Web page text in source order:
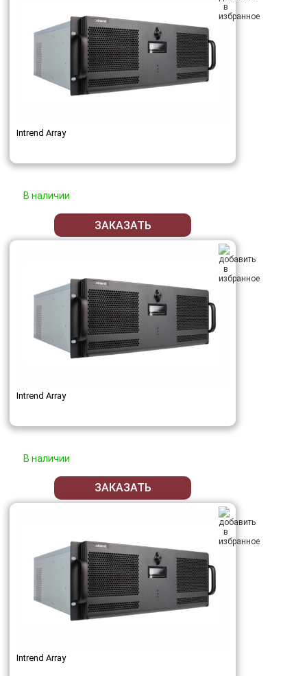
Intrend Array
В наличии
ЗАКАЗАТЬ
Intrend Array
В наличии
ЗАКАЗАТЬ
Intrend Array